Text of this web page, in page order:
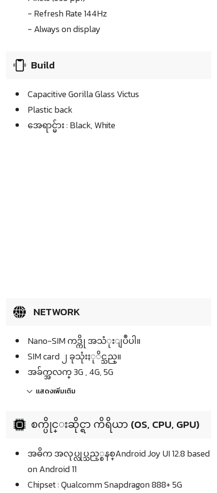
- Refresh Rate 144Hz
- Always on display
Build
Capacitive Gorilla Glass Victus
Plastic back
အေရာင္မ်ား : Black, White
NETWORK
Nano-SIM ကဒ္ကို အသံုးျပဳပါ။
SIM card ၂ ခုသုံးႏုိင္သည္။
အခ်က္အလက္ 3G , 4G, 5G
แสดงเพิ่มเติม
စက္ပိုင္းဆိုင္ရာ ကိရိယာ (OS, CPU, GPU)
အဓိက အလုပ္လုပ္သည့္စနစ္Android Joy UI 12.8 based
on Android 11
Chipset : Qualcomm Snapdragon 888+ 5G